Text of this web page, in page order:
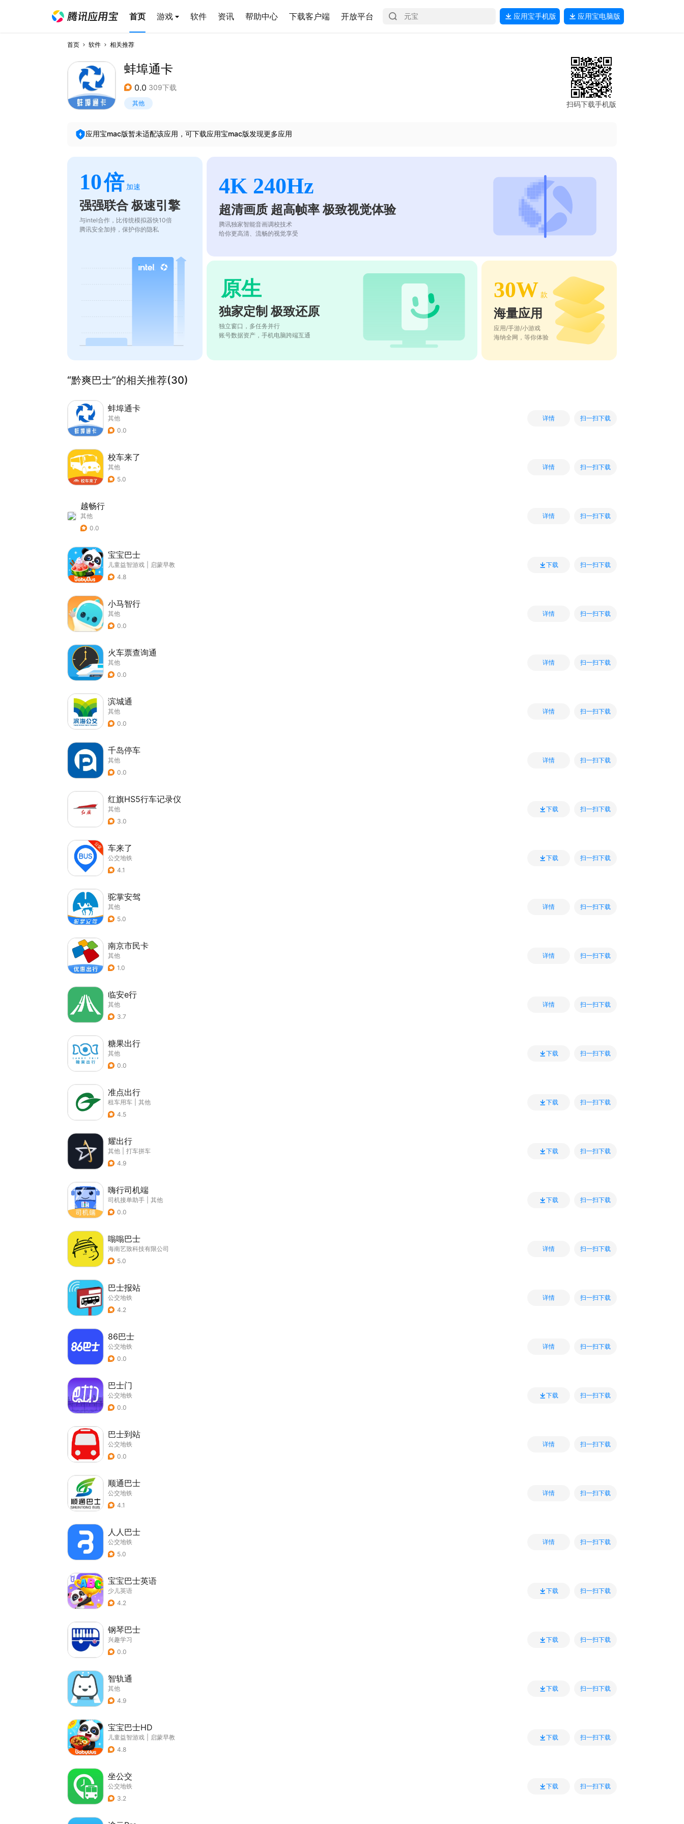
首页 游戏 软件 资讯 帮助中心 下载客户端 开放平台 应用宝手机版 应用宝电脑版
首页 软件 相关推荐
蚌埠通卡
0.0 309下载
其他 扫码下载手机版
应用宝mac版暂未适配该应用，可下载应用宝mac版发现更多应用
10倍 加速
强强联合 极速引擎
与intel合作，比传统模拟器快10倍
腾讯安全加持，保护你的隐私
4K 240Hz
超清画质 超高帧率 极致视觉体验
腾讯独家智能音画调校技术
给你更高清、流畅的视觉享受
原生
独家定制 极致还原
独立窗口，多任务并行
账号数据资产，手机电脑跨端互通
30W 款
海量应用
应用/手游/小游戏
海纳全网，等你体验
“黔爽巴士”的相关推荐(30)
蚌埠通卡
其他
0.0
详情 扫一扫下载
校车来了
其他
5.0
详情 扫一扫下载
越畅行
其他
0.0
详情 扫一扫下载
宝宝巴士
儿童益智游戏
启蒙早教
4.8
下载 扫一扫下载
小马智行
其他
0.0
详情 扫一扫下载
火车票查询通
其他
0.0
详情 扫一扫下载
滨城通
其他
0.0
详情 扫一扫下载
千岛停车
其他
0.0
详情 扫一扫下载
红旗HS5行车记录仪
其他
3.0
下载 扫一扫下载
车来了
公交地铁
4.1
下载 扫一扫下载
驼掌安驾
其他
5.0
详情 扫一扫下载
南京市民卡
其他
1.0
详情 扫一扫下载
临安e行
其他
3.7
详情 扫一扫下载
糖果出行
其他
0.0
下载 扫一扫下载
准点出行
租车用车
其他
4.5
下载 扫一扫下载
耀出行
其他
打车拼车
4.9
下载 扫一扫下载
嗨行司机端
司机接单助手
其他
0.0
下载 扫一扫下载
嗡嗡巴士
海南艺致科技有限公司
5.0
详情 扫一扫下载
巴士报站
公交地铁
4.2
详情 扫一扫下载
86巴士
公交地铁
0.0
详情 扫一扫下载
巴士门
公交地铁
0.0
下载 扫一扫下载
巴士到站
公交地铁
0.0
详情 扫一扫下载
顺通巴士
公交地铁
4.1
详情 扫一扫下载
人人巴士
公交地铁
5.0
详情 扫一扫下载
宝宝巴士英语
少儿英语
4.2
下载 扫一扫下载
钢琴巴士
兴趣学习
0.0
下载 扫一扫下载
智轨通
其他
4.9
下载 扫一扫下载
宝宝巴士HD
儿童益智游戏
启蒙早教
4.8
下载 扫一扫下载
坐公交
公交地铁
3.2
下载 扫一扫下载